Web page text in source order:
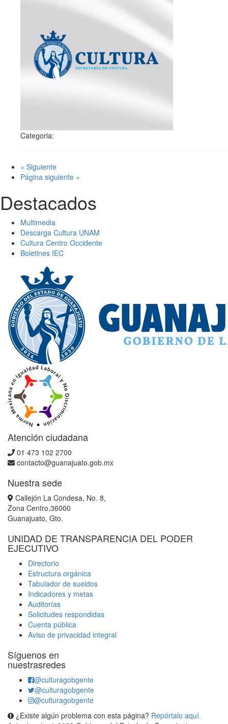
Categoria:
« Siguiente
Página siguiente »
Destacados
Multimedia
Descarga Cultura UNAM
Cultura Centro Occidente
Boletines IEC
Atención ciudadana
01 473 102 2700
contacto@guanajuato.gob.mx
Nuestra sede
Callejón La Condesa, No. 8,
Zona Centro,36000
Guanajuato, Gto.
UNIDAD DE TRANSPARENCIA DEL PODER
EJECUTIVO
Directorio
Estructura orgánica
Tabulador de sueldos
Indicadores y metas
Auditorías
Solicitudes respondidas
Cuenta pública
Aviso de privacidad integral
Síguenos en
nuestrasredes
@culturagobgente
@culturagobgente
@culturagobgente
¿Existe algún problema con esta página? Repórtalo aquí.